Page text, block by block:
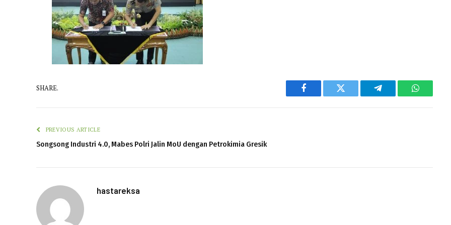
SHARE.
Facebook Twitter Telegram
PREVIOUS ARTICLE
Songsong Industri 4.0, Mabes Polri Jalin MoU dengan Petrokimia Gresik
hastareksa